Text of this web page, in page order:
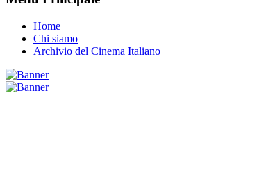
Home
Chi siamo
Archivio del Cinema Italiano